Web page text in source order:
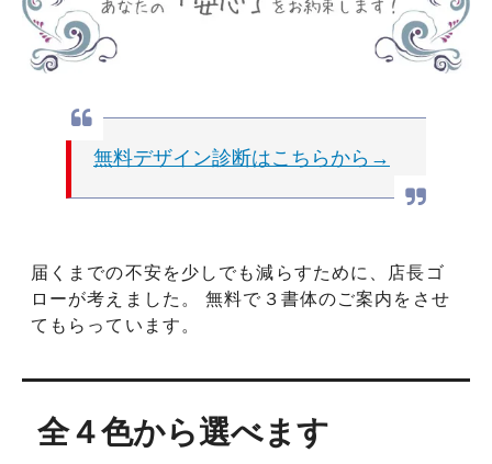
無料デザイン診断はこちらから→
届くまでの不安を少しでも減らすために、店長ゴ
ローが考えました。 無料で３書体のご案内をさせ
てもらっています。
全４色から選べます